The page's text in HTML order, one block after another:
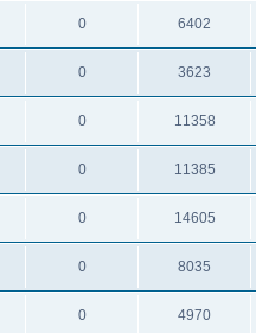
0 6402
0 3623
0 11358
0 11385
0 14605
0 8035
0 4970